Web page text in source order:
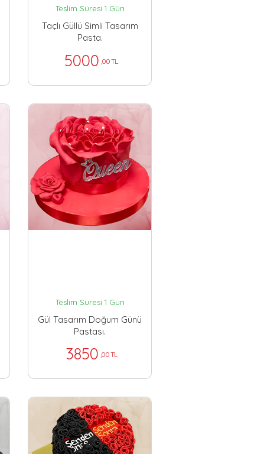
Teslim Süresi 1 Gün
Taçlı Güllü Simli Tasarım
Pasta.
5000 ,00 TL
Teslim Süresi 1 Gün
Gül Tasarım Doğum Günü
Pastası.
3850 ,00 TL